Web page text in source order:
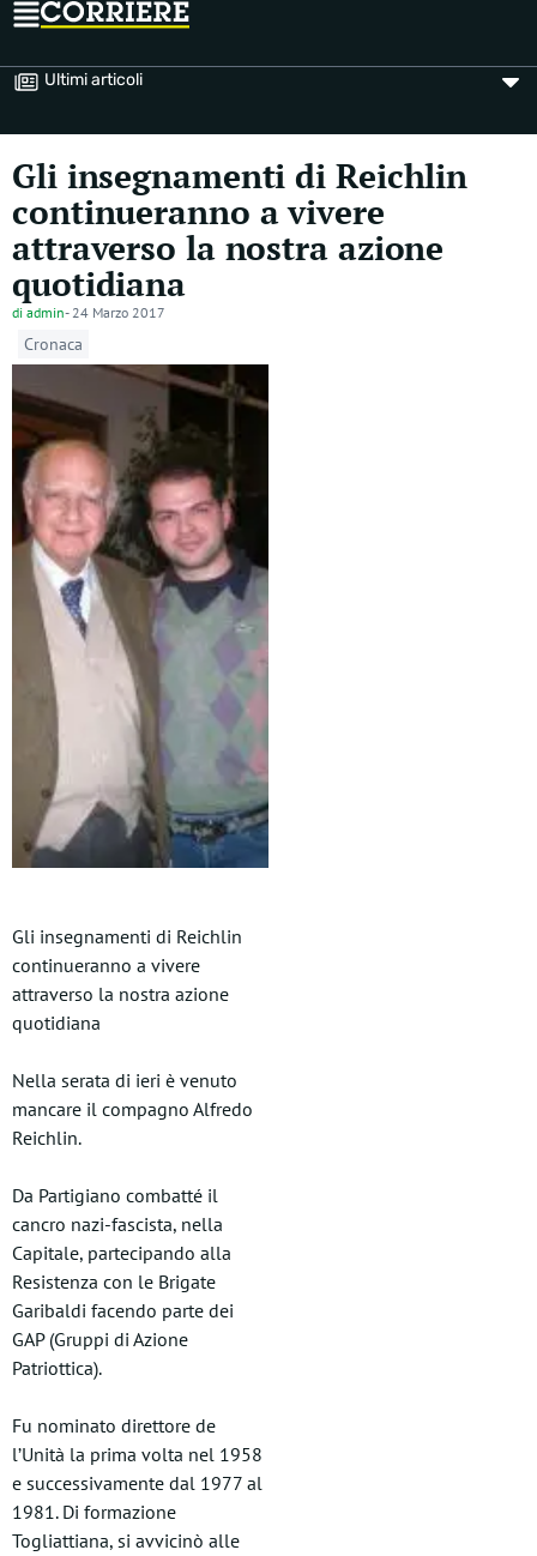
Ultimi articoli
Gli insegnamenti di Reichlin
continueranno a vivere
attraverso la nostra azione
quotidiana
di admin- 24 Marzo 2017
Cronaca
Gli insegnamenti di Reichlin
continueranno a vivere
attraverso la nostra azione
quotidiana
Nella serata di ieri è venuto
mancare il compagno Alfredo
Reichlin.
Da Partigiano combatté il
cancro nazi-fascista, nella
Capitale, partecipando alla
Resistenza con le Brigate
Garibaldi facendo parte dei
GAP (Gruppi di Azione
Patriottica).
Fu nominato direttore de
l’Unità la prima volta nel 1958
e successivamente dal 1977 al
1981. Di formazione
Togliattiana, si avvicinò alle